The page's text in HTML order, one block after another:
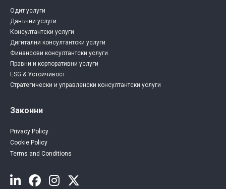
Одит услуги
Данъчни услуги
Консултантски услуги
Дигитални консултантски услуги
Финансови консултантски услуги
Правни и корпоративни услуги
ESG & Устойчивост
Стратегически и управленски консултантски услуги
Законни
Privacy Policy
Cookie Policy
Terms and Conditions